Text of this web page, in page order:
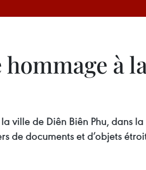
à
ville de Diên Biên Phu, dans
de documents et d’objets